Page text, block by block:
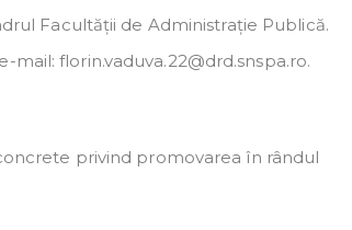
Facultății de Administrație Publică.
florin.vaduva.22@drd.snspa.ro.
privind promovarea în rândul